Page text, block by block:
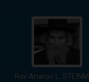
Rav Aharon L.